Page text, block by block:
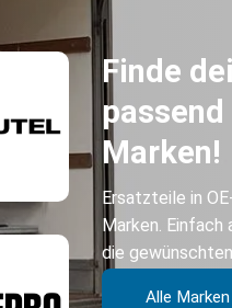
Finde
Marken!
Ersatzteile in
Marken. Einfach
die
Alle